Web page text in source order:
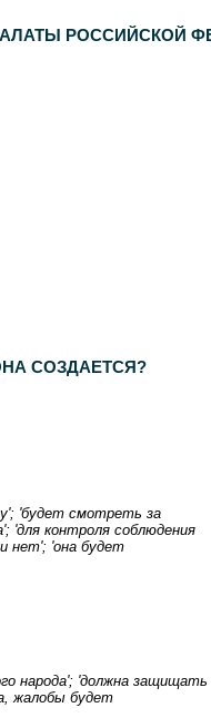
РОССИЙСКОЙ
СОЗДАЕТСЯ?
'будет смотреть за
'для контроля соблюдения
нет'; 'она будет
народа'; 'должна защищать
жалобы будет